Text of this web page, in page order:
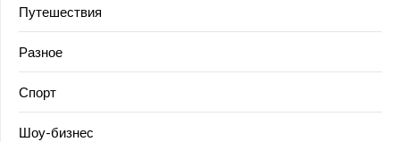
Путешествия
Разное
Спорт
Шоу-бизнес